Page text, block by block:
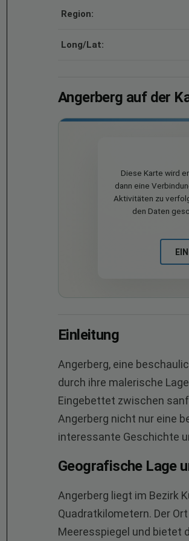
Region:
Long/Lat:
Angerberg auf der
Diese Karte wird
dann eine
Aktivitäten zu
den Daten
Einleitung
Angerberg, eine
durch ihre malerische
Eingebettet zwischen
Angerberg nicht nur eine
interessante Geschichte
Geografische Lage
Angerberg liegt im Bezirk
Quadratkilometern. Der
Meeresspiegel und bietet